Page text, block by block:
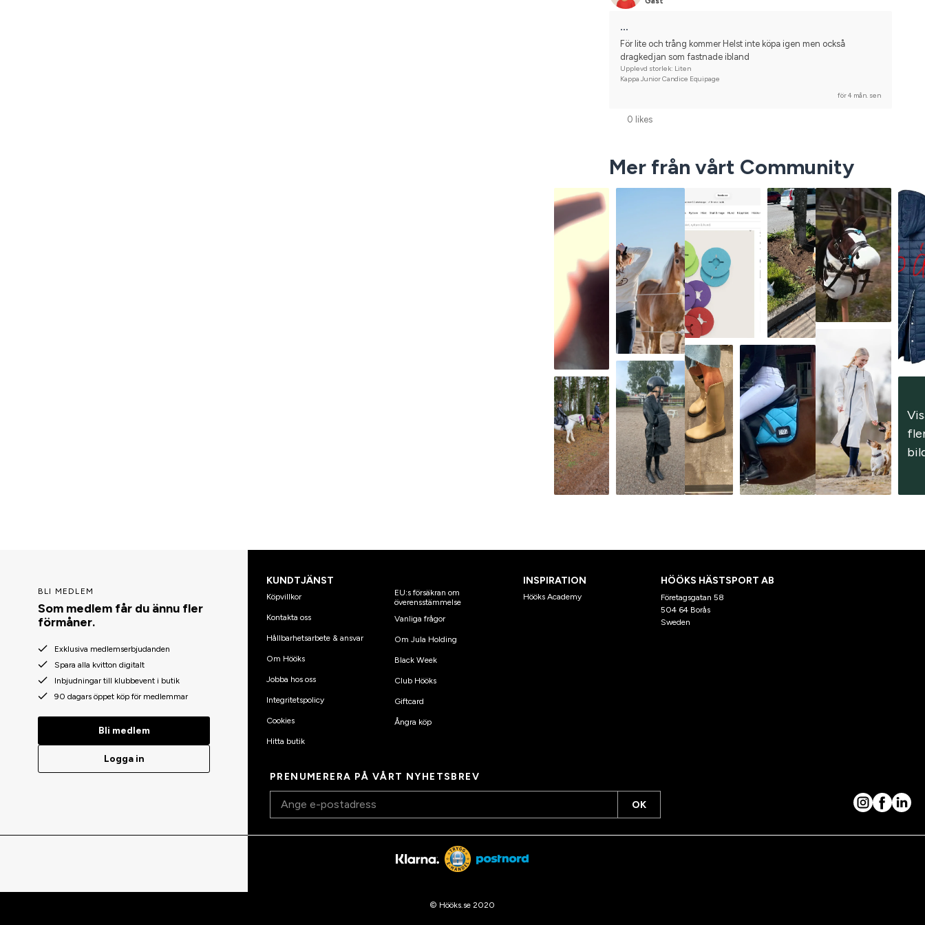
…
För lite och trång kommer Helst inte köpa igen men också
dragkedjan som fastnade ibland
Upplevd storlek: Liten
Kappa Junior Candice Equipage
för 4 mån. sen
0 likes
Mer från vårt Community
BLI MEDLEM
Som medlem får du ännu fler
förmåner.
Exklusiva medlemserbjudanden
Spara alla kvitton digitalt
Inbjudningar till klubbevent i butik
90 dagars öppet köp för medlemmar
Bli medlem
Logga in
KUNDTJÄNST
Köpvillkor
Kontakta oss
Hållbarhetsarbete & ansvar
Om Hööks
Jobba hos oss
Integritetspolicy
Cookies
Hitta butik
EU:s försäkran om
överensstämmelse
Vanliga frågor
Om Jula Holding
Black Week
Club Hööks
Giftcard
Ångra köp
INSPIRATION
Hööks Academy
HÖÖKS HÄSTSPORT AB
Företagsgatan 58
504 64 Borås
Sweden
PRENUMERERA PÅ VÅRT NYHETSBREV
OK
© Hööks.se 2020